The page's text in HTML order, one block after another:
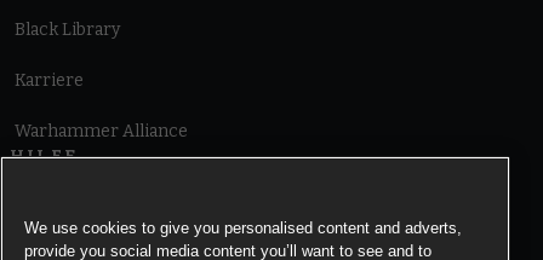
Black Library
Karriere
Warhammer Alliance
HILFE
We use cookies to give you personalised content and adverts,
provide you social media content you’ll want to see and to